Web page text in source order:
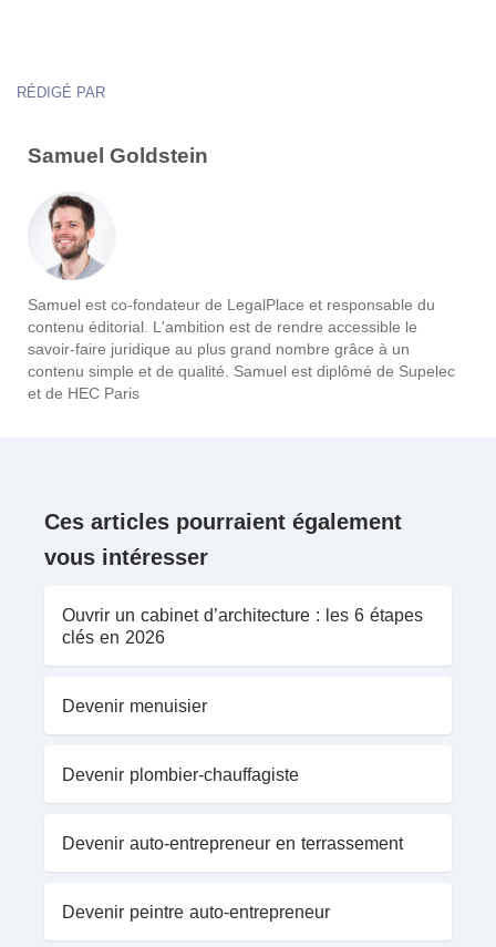
RÉDIGÉ PAR
Samuel Goldstein
Samuel est co-fondateur de LegalPlace et responsable du
contenu éditorial. L'ambition est de rendre accessible le
savoir-faire juridique au plus grand nombre grâce à un
contenu simple et de qualité. Samuel est diplômé de Supelec
et de HEC Paris
Ces articles pourraient également
vous intéresser
Ouvrir un cabinet d’architecture : les 6 étapes
clés en 2026
Devenir menuisier
Devenir plombier-chauffagiste
Devenir auto-entrepreneur en terrassement
Devenir peintre auto-entrepreneur